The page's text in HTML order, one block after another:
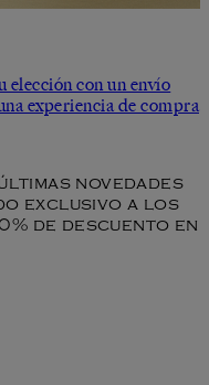
con un envío
experiencia de compra
novedades
exclusivo a los
de descuento en